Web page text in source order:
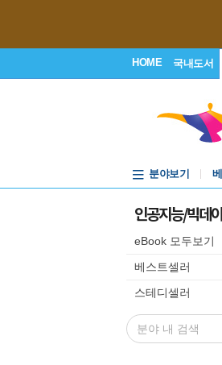
HOME 국내도서
분야보기
인공지능/빅데
eBook 모두보기
베스트셀러
스테디셀러